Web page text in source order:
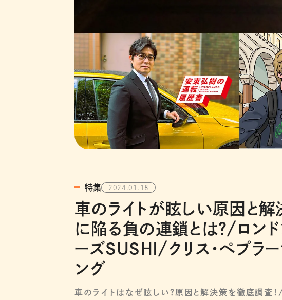
特集 2024.01.18
車のライトが眩しい原因と
に陥る負の連鎖とは？/ロン
ーズSUSHI/クリス・ペプラ
ング
車のライトはなぜ眩しい？原因と解決策を徹底調